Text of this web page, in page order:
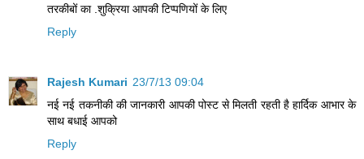
तरकीबों का .शुक्रिया आपकी टिप्पणियों के लिए
Reply
Rajesh Kumari 23/7/13 09:04
नई नई तकनीकी की जानकारी आपकी पोस्ट से मिलती रहती है हार्दिक आभार के
साथ बधाई आपको
Reply